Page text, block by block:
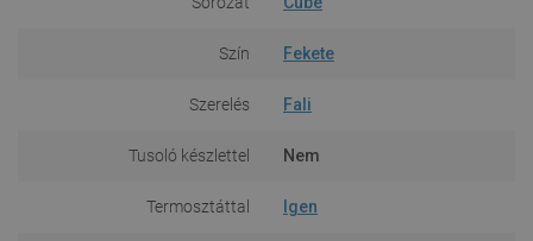
Szín Fekete
Szerelés Fali
Tusoló készlettel Nem
Termosztáttal Igen